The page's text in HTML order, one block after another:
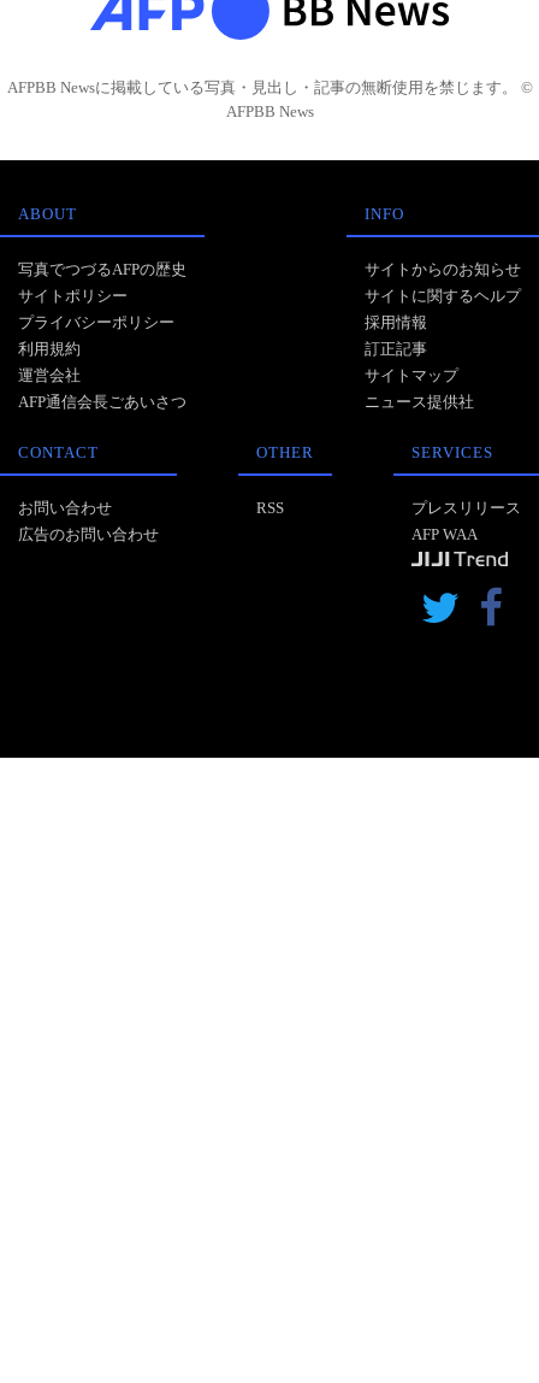
AFPBB Newsに掲載している写真・見出し・記事の無断使用を禁じます。 ©
AFPBB News
ABOUT
写真でつづるAFPの歴史
サイトポリシー
プライバシーポリシー
利用規約
運営会社
AFP通信会長ごあいさつ
INFO
サイトからのお知らせ
サイトに関するヘルプ
採用情報
訂正記事
サイトマップ
ニュース提供社
CONTACT
お問い合わせ
広告のお問い合わせ
OTHER
RSS
SERVICES
プレスリリース
AFP WAA